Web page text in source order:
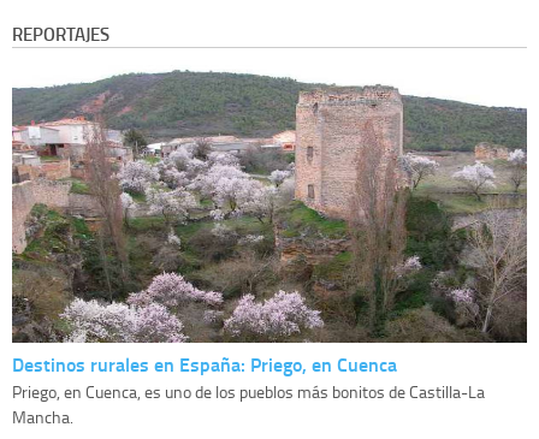
REPORTAJES
Destinos rurales en España: Priego, en Cuenca
Priego, en Cuenca, es uno de los pueblos más bonitos de Castilla-La
Mancha.